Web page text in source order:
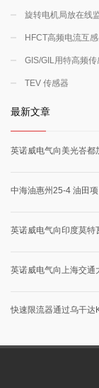
旋转电机局放在线
HFCT高频电流互
GIS/GIL用特高频传
TEV 传感器
最新文章
英诺威电气向美光峇都
中海油惠州25-4 油田
英诺威电气向印度莫特
英诺威电气向上海交通
快速限流器通过乌干